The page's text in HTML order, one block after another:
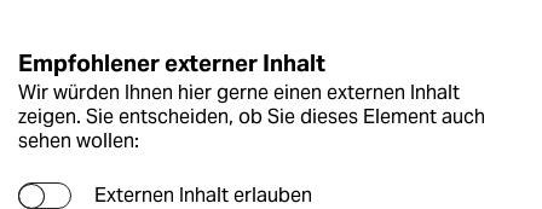
Empfohlener externer Inhalt
Wir würden Ihnen hier gerne einen externen Inhalt
zeigen. Sie entscheiden, ob Sie dieses Element auch
sehen wollen:
Externen Inhalt erlauben